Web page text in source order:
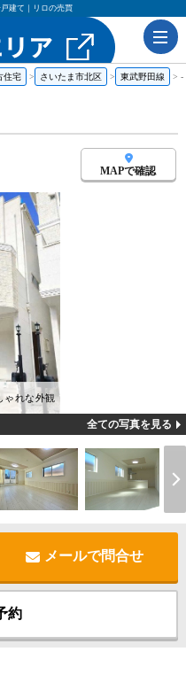
建て｜リロの売買
住宅 さいたま市北区 東武野田線 -
MAPで確認
ゃれな外観
全ての写真を見る
メールで問合せ
約